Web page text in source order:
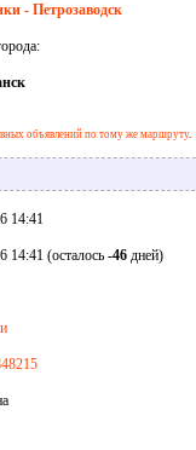
- Петрозаводск
объявлений по тому же маршруту.
14:41
14:41 (осталось -46дней)